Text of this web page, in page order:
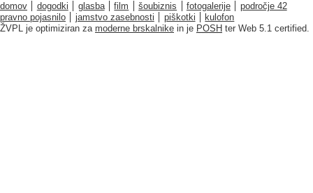
domov dogodki glasba film šoubiznis fotogalerije
področje 42
pravno pojasnilo
jamstvo zasebnosti piškotki
kulofon
ŽVPL je optimiziran za moderne brskalnike in je POSH ter Web 5.1 certified.